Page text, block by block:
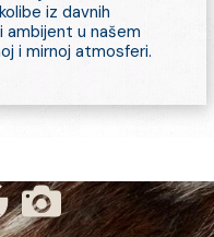
iz davnih
ambijent u našem
i mirnoj atmosferi.